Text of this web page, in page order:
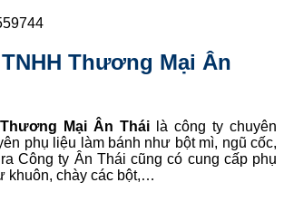
Thương Mại Ân
Mại Ân Thái là công ty chuyên
phụ liệu làm bánh như bột mì, ngũ cốc,
Công ty Ân Thái cũng có cung cấp phụ
khuôn, chày các bột,…